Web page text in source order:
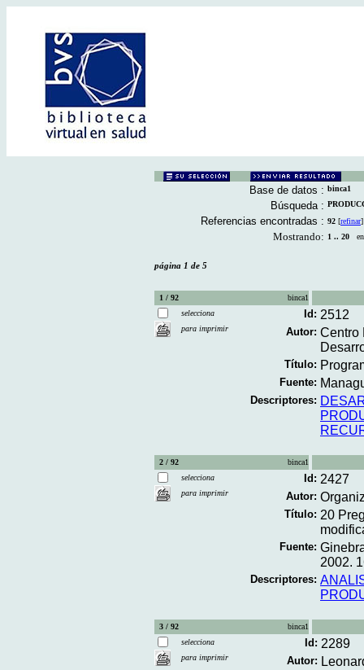
Base de datos : binca1
Búsqueda :
Referencias encontradas : 92 [refinar]
Mostrando: 1 .. 20 en
página 1 de 5
1 / 92
binca1
selecciona
para imprimir
Id: 2512
Autor: Centro
Título:
Fuente:
Descriptores:
2 / 92
binca1
selecciona
para imprimir
Id: 2427
Autor:
Título: 20
Fuente:
2002.
Descriptores:
3 / 92
binca1
selecciona
para imprimir
Id: 2289
Autor: